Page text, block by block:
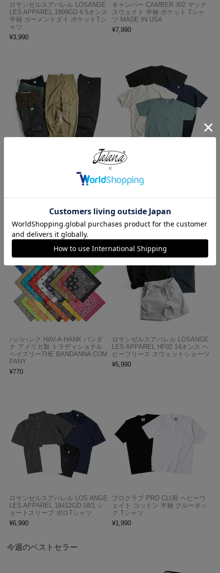
ロサンゼルスアパレル LOSANGE
LES APPAREL 1809GD 6.5オンス
半袖 ガーメントダイ ポケットTシ
ャツ
¥3,990
キャンバー CAMBER 302 マック
スウェイト 半袖 ポケット Tシャ
ツ MADE IN USA
¥7,990
レッドキャップ REDKAP #PT20
インダストリアル ワークパンツ
ロサンゼルスアパレル LOSANGE
半袖 バインディング ガーメント
ダイ Tシャツ
ハバハンク HAV-A-HANK バンダ
ナ アメリカ製 トラディショナル
ペイズリーTHE BANDANNA COM
PANY
¥770
ロサンゼルスアパレル LOSANGE
LES APPAREL HF02 14オンス ヘ
ビーフリース スウェットショーツ
¥5,990
ロサンゼルスアパレル LOS ANGE
LES APPAREL 18412GD 18/1 シ
ョートスリーブ ポロTシャツ
¥6,990
プロクラブ PRO CLUB ヘビーウ
ェイト コットン 半袖 クルーネッ
ク Tシャツ
¥1,990
今週のベストセラー